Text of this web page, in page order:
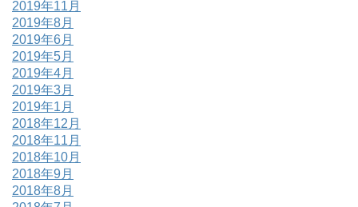
2019年11月
2019年8月
2019年6月
2019年5月
2019年4月
2019年3月
2019年1月
2018年12月
2018年11月
2018年10月
2018年9月
2018年8月